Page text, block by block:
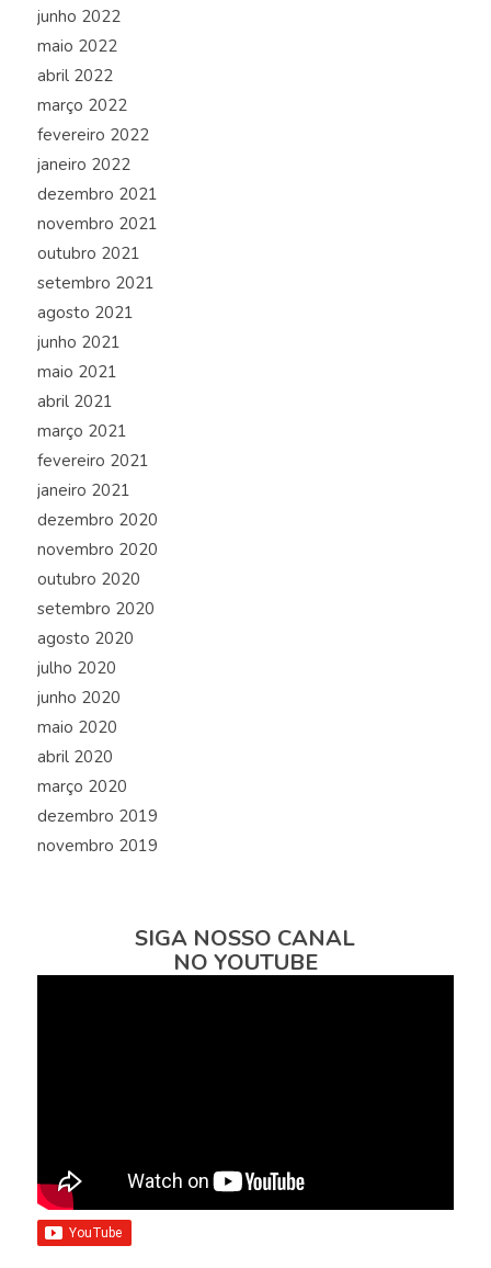
junho 2022
maio 2022
abril 2022
março 2022
fevereiro 2022
janeiro 2022
dezembro 2021
novembro 2021
outubro 2021
setembro 2021
agosto 2021
junho 2021
maio 2021
abril 2021
março 2021
fevereiro 2021
janeiro 2021
dezembro 2020
novembro 2020
outubro 2020
setembro 2020
agosto 2020
julho 2020
junho 2020
maio 2020
abril 2020
março 2020
dezembro 2019
novembro 2019
SIGA NOSSO CANAL
NO YOUTUBE